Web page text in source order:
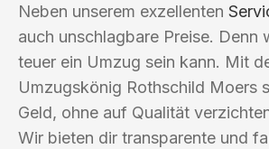
Neben unserem exzellenten
auch unschlagbare Preise. Denn
teuer ein Umzug sein kann. Mit
Umzugskönig Rothschild Moers
Geld, ohne auf Qualität
Wir bieten dir transparente und